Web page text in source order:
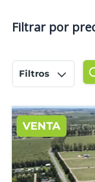
Filtrar por
Filtros
VENTA